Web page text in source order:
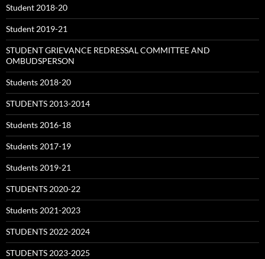
Student 2018-20
Student 2019-21
STUDENT GRIEVANCE REDRESSAL COMMITTEE AND
OMBUDSPERSON
Students 2018-20
STUDENTS 2013-2014
Students 2016-18
Students 2017-19
Students 2019-21
STUDENTS 2020-22
Students 2021-2023
STUDENTS 2022-2024
STUDENTS 2023-2025